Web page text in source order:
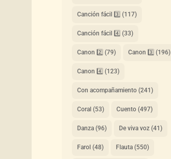
Canción fácil 3️⃣ (117)
Canción fácil 4️⃣ (33)
Canon 2️⃣ (79) Canon 3️⃣ (196)
Canon 4️⃣ (123)
Con acompañamiento(241)
Coral (53) Cuento(497)
Danza(96) De viva voz(41)
Farol (48) Flauta(550)